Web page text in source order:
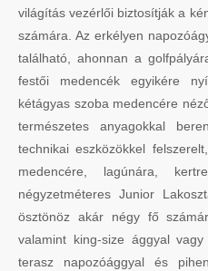
világítás vezérlői biztosítják a
számára. Az erkélyen
található, ahonnan a
festői medencék egyikére
kétágyas szoba medencére
természetes anyagokkal
technikai eszközökkel
medencére, lagúnára,
négyzetméteres Junior
ösztönöz akár négy fő
valamint king-size ággyal
terasz napozóággyal és